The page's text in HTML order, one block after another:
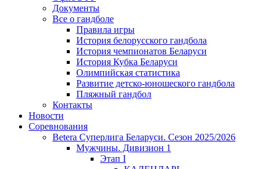
Документы
Все о гандболе
Правила игры
История белорусского гандбола
История чемпионатов Беларуси
История Кубка Беларуси
Олимпийская статистика
Развитие детско-юношеского гандбола
Пляжный гандбол
Контакты
Новости
Соревнования
Betera Суперлига Беларуси. Сезон 2025/2026
Мужчины. Дивизион 1
Этап I